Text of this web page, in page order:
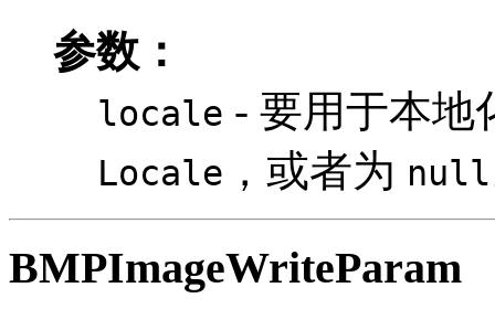
参数：
locale - 要用于本地
Locale ，或者为 null
BMPImageWriteParam